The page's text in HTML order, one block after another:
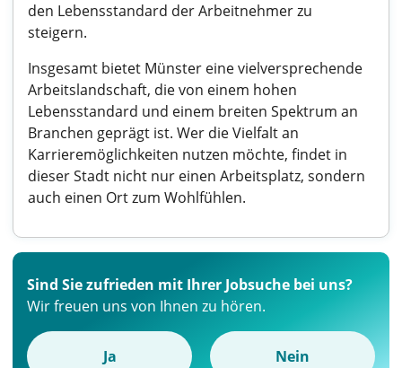
den Lebensstandard der Arbeitnehmer zu
steigern.
Insgesamt bietet Münster eine vielversprechende
Arbeitslandschaft, die von einem hohen
Lebensstandard und einem breiten Spektrum an
Branchen geprägt ist. Wer die Vielfalt an
Karrieremöglichkeiten nutzen möchte, findet in
dieser Stadt nicht nur einen Arbeitsplatz, sondern
auch einen Ort zum Wohlfühlen.
Sind Sie zufrieden mit Ihrer Jobsuche bei uns?
Wir freuen uns von Ihnen zu hören.
Ja Nein